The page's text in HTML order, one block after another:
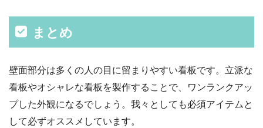
まとめ
壁面部分は多くの人の目に留まりやすい看板です。立派な
看板やオシャレな看板を製作することで、ワンランクアッ
プした外観になるでしょう。我々としても必須アイテムと
して必ずオススメしています。